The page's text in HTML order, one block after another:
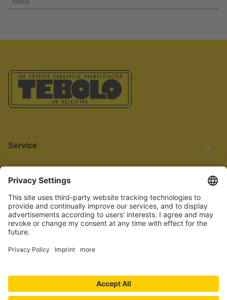
Service
Informationen
Barrierefreiheit
Wir bemühen uns, unsere Website barrierefrei zu gestalten.
Einige Inhalte und Funktionen sind derzeit jedoch noch nicht
vollständig zugänglich. Wenn Sie auf Barrieren stoßen oder Hilfe
benötigen, kontaktieren Sie uns bitte unter service[at]knutzen.de.
Vertrag widerrufen
© 2026 TEBOLO